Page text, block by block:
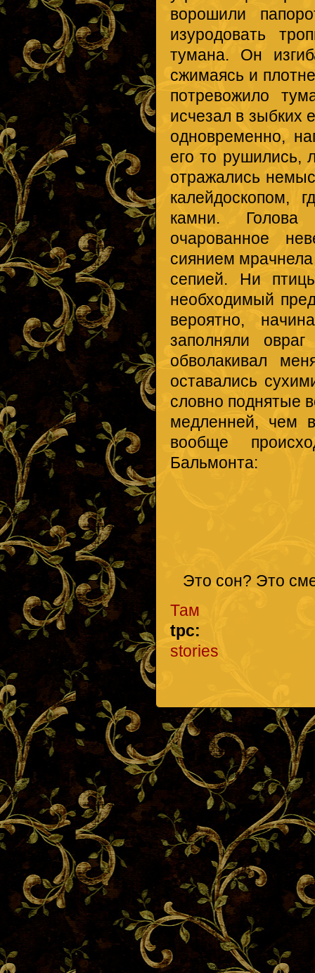
ворошили
изуродовать
тумана. Он
сжимаясь и
потревожило
исчезал в зыбких
одновременно,
его то рушились,
отражались
калейдоскопом,
камни. Голова
очарованное
сиянием
сепией. Ни
необходимый
вероятно,
заполняли
обволакивал
оставались
словно поднятые
медленней, чем
вообще
Бальмонта:
Это сон? Это
Там
tpc:
stories